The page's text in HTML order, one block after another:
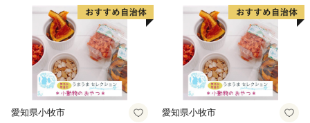
愛知県小牧市 愛知県小牧市